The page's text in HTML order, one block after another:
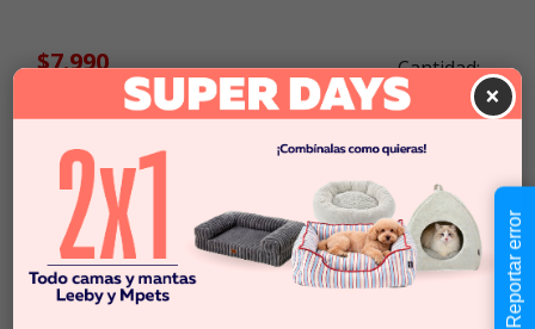
Cantidad:
-
$7.990
Añadir al carrito
Información de envío
×
Reportar error